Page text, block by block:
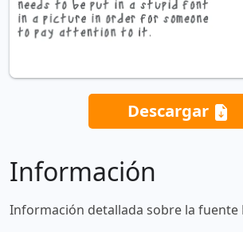
Descargar
Información
Información detallada sobre la fuente